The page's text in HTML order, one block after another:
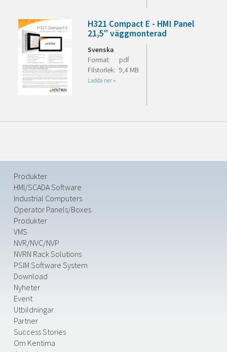
H321 Compact E - HMI Panel
21,5" väggmonterad
Svenska
Format:
pdf
Filstorlek: 9,4 MB
Ladda ner »
Produkter
HMI/SCADA Software
Industrial Computers
Operator Panels/Boxes
Produkter
VMS
NVR/NVC/NVP
NVRN Rack Solutions
PSIM Software System
Download
Nyheter
Event
Utbildningar
Partner
Success Stories
Om Kentima